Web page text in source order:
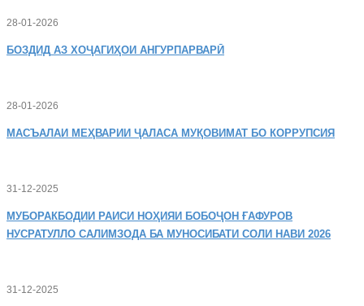
28-01-2026
БОЗДИД АЗ ХОҶАГИҲОИ АНГУРПАРВАРӢ
28-01-2026
МАСЪАЛАИ МЕҲВАРИИ ҶАЛАСА МУҚОВИМАТ БО КОРРУПСИЯ
31-12-2025
МУБОРАКБОДИИ РАИСИ НОҲИЯИ БОБОҶОН ҒАФУРОВ
НУСРАТУЛЛО САЛИМЗОДА БА МУНОСИБАТИ СОЛИ НАВИ 2026
31-12-2025